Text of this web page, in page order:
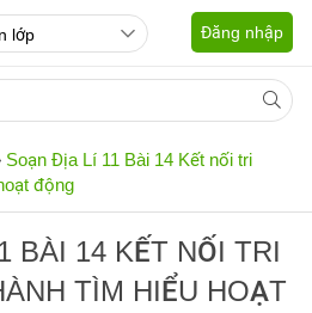
Đăng nhập
Soạn Địa Lí 11 Bài 14 Kết nối tri
động
BÀI 14 KẾT NỐI TRI
TÌM HIỂU HOẠT